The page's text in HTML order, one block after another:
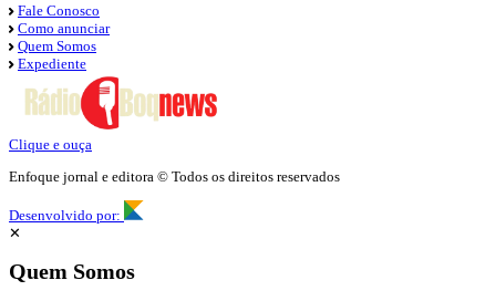
Fale Conosco
Como anunciar
Quem Somos
Expediente
Clique e ouça
Enfoque jornal e editora © Todos os direitos reservados
Desenvolvido por:
✕
Quem Somos